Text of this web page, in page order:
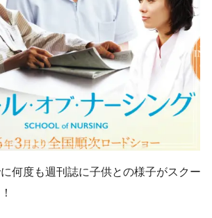
何度も週刊誌に子供との様子がスクー